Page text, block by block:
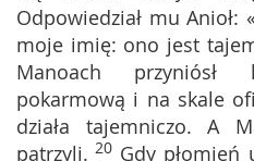
Odpowiedział mu Anioł:
moje imię: ono jest
Manoach
pokarmową i na skale
działa tajemniczo. A
patrzyli. 20 Gdy płomień